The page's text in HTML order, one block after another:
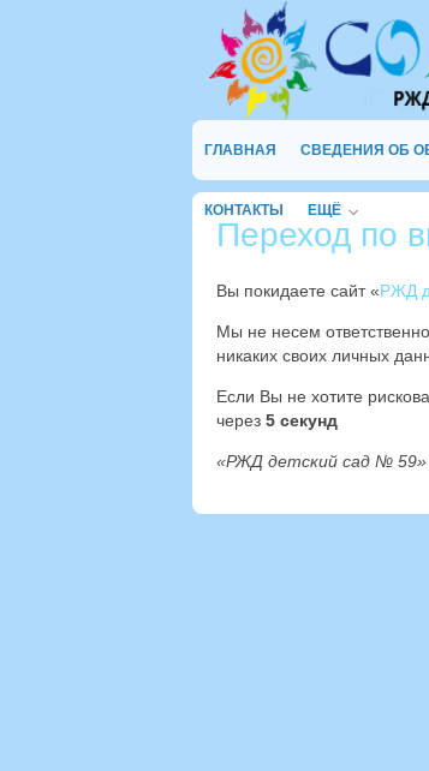
ГЛАВНАЯ СВЕДЕНИЯ ОБ
КОНТАКТЫ ЕЩЁ
Переход по
Вы покидаете сайт «РЖД
Мы не несем
никаких своих личных
Если Вы не хотите
через 4 секунд
«РЖД детский сад № 59»